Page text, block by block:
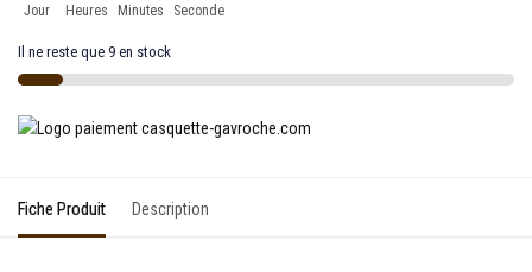
Jour Heures Minutes Seconde
Il ne reste que 9 en stock
Fiche Produit Description